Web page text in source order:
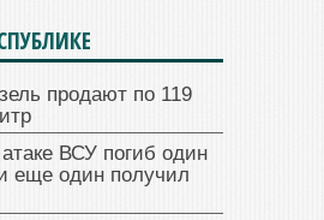
продают по 119
ВСУ погиб один
еще один получил